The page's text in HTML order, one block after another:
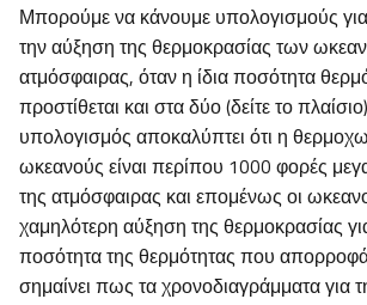
Μπορούμε να κάνουμε υπολογισμούς
την αύξηση της θερμοκρασίας των
ατμόσφαιρας, όταν η ίδια ποσότητα
προστίθεται και στα δύο (δείτε το
υπολογισμός αποκαλύπτει ότι η
ωκεανούς είναι περίπου 1000 φορές
της ατμόσφαιρας και επομένως οι
χαμηλότερη αύξηση της θερμοκρασίας
ποσότητα της θερμότητας που
σημαίνει πως τα χρονοδιαγράμματα για